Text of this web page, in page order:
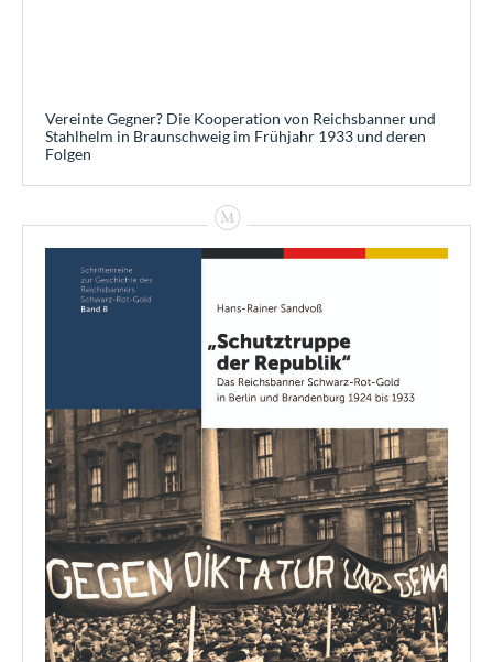
Vereinte Gegner? Die Kooperation von Reichsbanner und
Stahlhelm in Braunschweig im Frühjahr 1933 und deren
Folgen